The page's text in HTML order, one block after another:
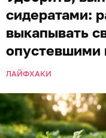
сидератами:
выкапывать
опустевшими
ЛАЙФХАКИ